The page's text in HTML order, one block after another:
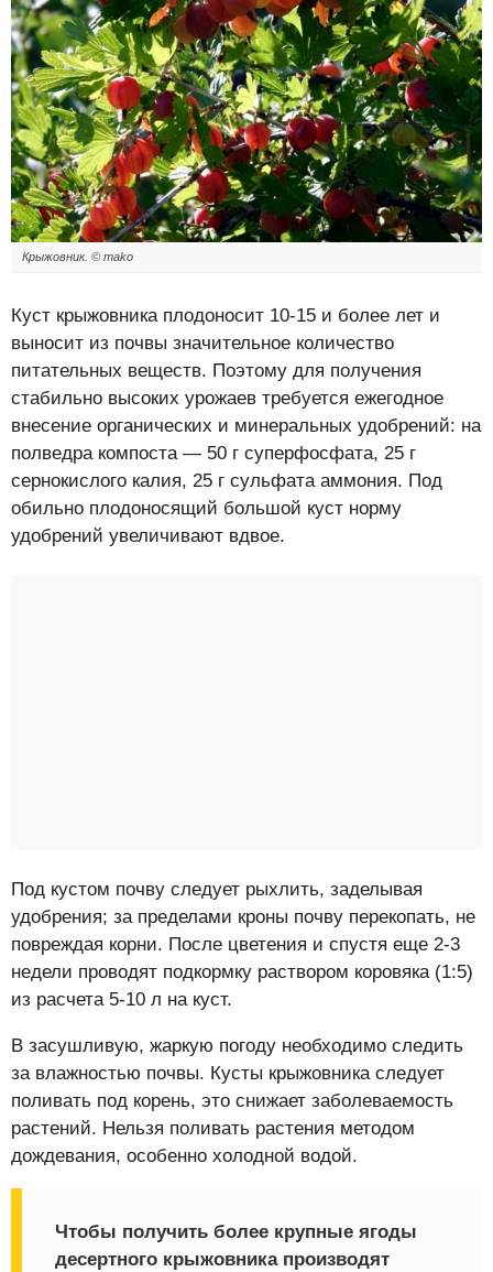
Крыжовник. © mako
Куст крыжовника плодоносит 10-15 и более лет и
выносит из почвы значительное количество
питательных веществ. Поэтому для получения
стабильно высоких урожаев требуется ежегодное
внесение органических и минеральных удобрений: на
полведра компоста — 50 г суперфосфата, 25 г
сернокислого калия, 25 г сульфата аммония. Под
обильно плодоносящий большой куст норму
удобрений увеличивают вдвое.
Под кустом почву следует рыхлить, заделывая
удобрения; за пределами кроны почву перекопать, не
повреждая корни. После цветения и спустя еще 2-3
недели проводят подкормку раствором коровяка (1:5)
из расчета 5-10 л на куст.
В засушливую, жаркую погоду необходимо следить
за влажностью почвы. Кусты крыжовника следует
поливать под корень, это снижает заболеваемость
растений. Нельзя поливать растения методом
дождевания, особенно холодной водой.
Чтобы получить более крупные ягоды
десертного крыжовника производят